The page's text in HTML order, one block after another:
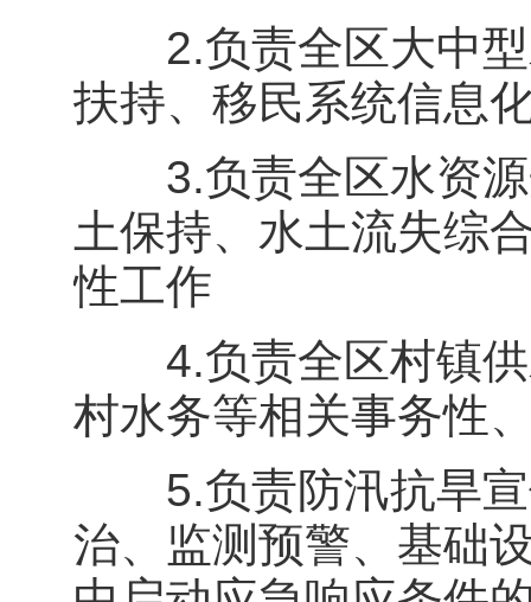
2.负责全区大中型
扶持、移民系统信息
3.负责全区水资源
土保持、水土流失综
性工作
4.负责全区村镇供
村水务等相关事务性
5.负责防汛抗旱宣
治、监测预警、基础